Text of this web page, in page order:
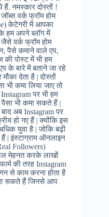
नमस्कार दोस्तों !
वर्क फ्रॉम होम
केटेगरी में आपका
हम अपने ब्लॉग में
वर्क फ्रॉम होम
पैसे कमाने वाले एप,
पोस्ट में भी हम
के बारे में बताने जा रहे
देता है | दोस्तों
भी कमा लिया जाए तो
पर भी हम
भी कमा सकते हैं |
अब Instagram पर
हो गए हैं | क्योंकि इस
युवा है | जोकि बढ़ी
| इंस्टाग्राम ऑनलाइन
Followers)
मेहनत करके लाखों
की तरह Instagram
से काम करना होता है
सकते हैं जिनसे आप